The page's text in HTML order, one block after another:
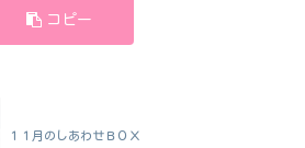
コピー
１１月のしあわせＢＯＸ